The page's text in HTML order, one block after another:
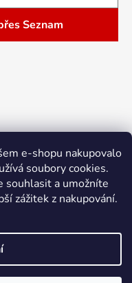
e-shopu nakupovalo
soubory cookies.
souhlasit a umožníte
zážitek z nakupování.
Seznam